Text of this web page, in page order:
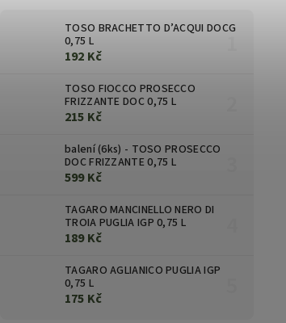
TOSO BRACHETTO D’ACQUI DOCG
0,75 L
192 Kč
TOSO FIOCCO PROSECCO
FRIZZANTE DOC 0,75 L
215 Kč
balení (6ks) - TOSO PROSECCO
DOC FRIZZANTE 0,75 L
599 Kč
TAGARO MANCINELLO NERO DI
TROIA PUGLIA IGP 0,75 L
189 Kč
TAGARO AGLIANICO PUGLIA IGP
0,75 L
175 Kč